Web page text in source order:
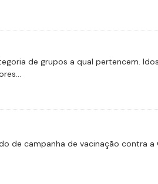
de grupos a qual pertencem.
de campanha de vacinação contra a